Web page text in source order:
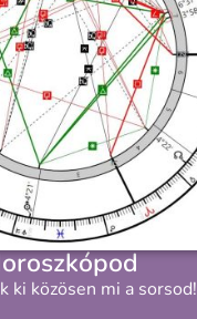
ki közösen mi a sorsod!